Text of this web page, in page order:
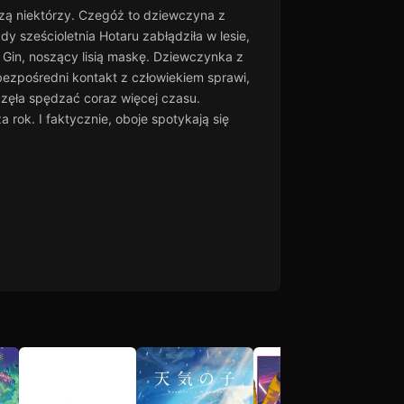
niektórzy. Czegóż to dziewczyna z
sześcioletnia Hotaru zabłądziła w lesie,
noszący lisią maskę. Dziewczynka z
kontakt z człowiekiem sprawi,
spędzać coraz więcej czasu.
rok. I faktycznie, oboje spotykają się